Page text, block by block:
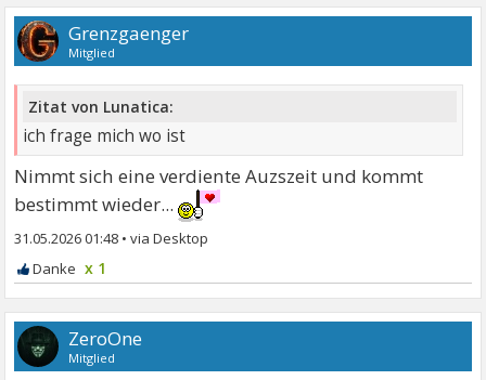
Grenzgaenger
Mitglied
Zitat von Lunatica:
ich frage mich wo ist
Nimmt sich eine verdiente Auzszeit und kommt
bestimmt wieder...
31.05.2026 01:48 •
x 1
ZeroOne
Mitglied